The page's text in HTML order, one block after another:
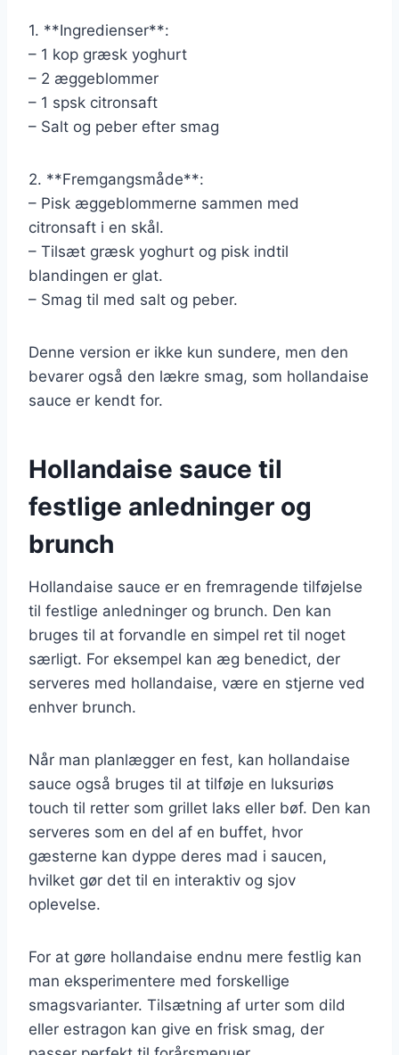
1. **Ingredienser**:
– 1 kop græsk yoghurt
– 2 æggeblommer
– 1 spsk citronsaft
– Salt og peber efter smag
2. **Fremgangsmåde**:
– Pisk æggeblommerne sammen med
citronsaft i en skål.
– Tilsæt græsk yoghurt og pisk indtil
blandingen er glat.
– Smag til med salt og peber.
Denne version er ikke kun sundere, men den
bevarer også den lækre smag, som hollandaise
sauce er kendt for.
Hollandaise sauce til
festlige anledninger og
brunch
Hollandaise sauce er en fremragende tilføjelse
til festlige anledninger og brunch. Den kan
bruges til at forvandle en simpel ret til noget
særligt. For eksempel kan æg benedict, der
serveres med hollandaise, være en stjerne ved
enhver brunch.
Når man planlægger en fest, kan hollandaise
sauce også bruges til at tilføje en luksuriøs
touch til retter som grillet laks eller bøf. Den kan
serveres som en del af en buffet, hvor
gæsterne kan dyppe deres mad i saucen,
hvilket gør det til en interaktiv og sjov
oplevelse.
For at gøre hollandaise endnu mere festlig kan
man eksperimentere med forskellige
smagsvarianter. Tilsætning af urter som dild
eller estragon kan give en frisk smag, der